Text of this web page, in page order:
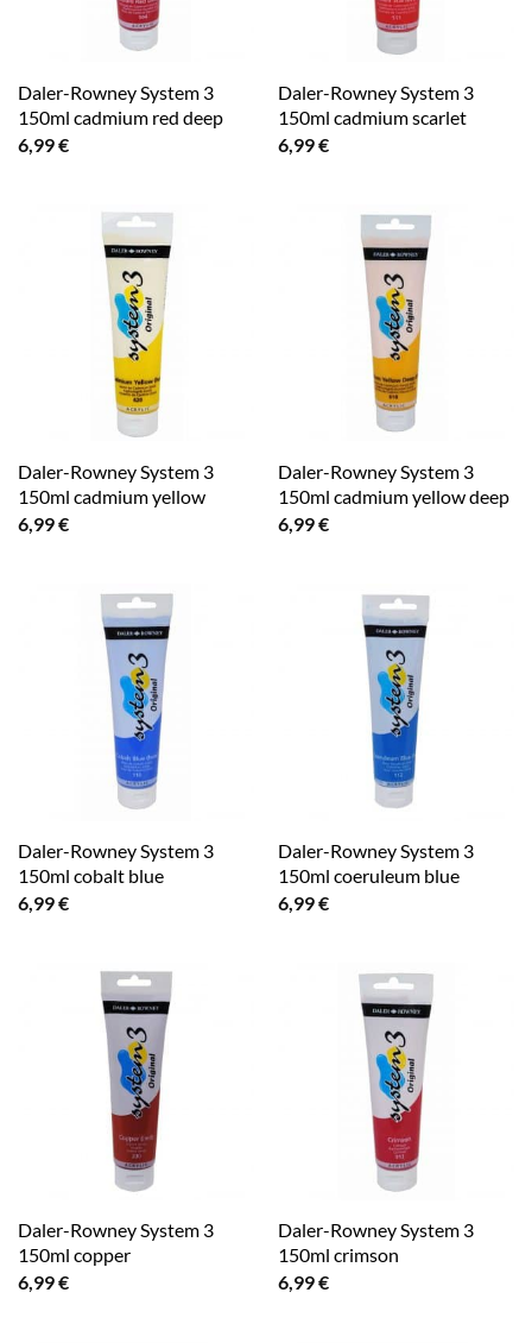
Daler-Rowney System 3
150ml cadmium red deep
6,99€
Daler-Rowney System 3
150ml cadmium scarlet
6,99€
Daler-Rowney System 3
150ml cadmium yellow
6,99€
Daler-Rowney System 3
150ml cadmium yellow deep
6,99€
Daler-Rowney System 3
150ml cobalt blue
6,99€
Daler-Rowney System 3
150ml coeruleum blue
6,99€
Daler-Rowney System 3
150ml copper
6,99€
Daler-Rowney System 3
150ml crimson
6,99€